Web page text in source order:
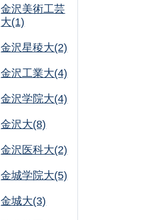
金沢美術工芸
大(1)
金沢星稜大(2)
金沢工業大(4)
金沢学院大(4)
金沢大(8)
金沢医科大(2)
金城学院大(5)
金城大(3)